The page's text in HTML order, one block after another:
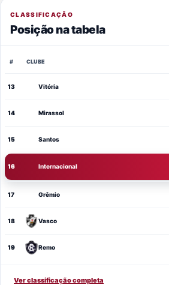
CLASSIFICAÇÃO
Posição na tabela
# CLUBE
13 Vitória
14 Mirassol
15 Santos
16 Internacional
17 Grêmio
18 Vasco
19 Remo
Ver classificação completa